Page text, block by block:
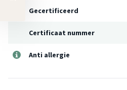
Gecertificeerd
Certificaat nummer
Anti allergie